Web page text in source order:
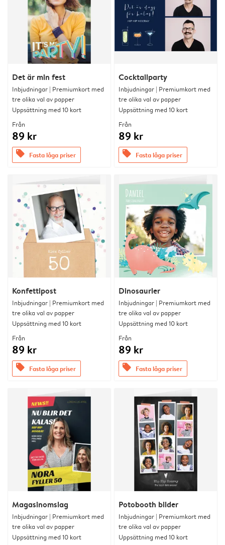
Det är min fest
Inbjudningar | Premiumkort med
tre olika val av papper
Uppsättning med 10 kort
Från
89 kr
offers Fasta låga priser
Cocktailparty
Inbjudningar | Premiumkort med
tre olika val av papper
Uppsättning med 10 kort
Från
89 kr
offers Fasta låga priser
Konfettipost
Inbjudningar | Premiumkort med
tre olika val av papper
Uppsättning med 10 kort
Från
89 kr
offers Fasta låga priser
Dinosaurier
Inbjudningar | Premiumkort med
tre olika val av papper
Uppsättning med 10 kort
Från
89 kr
offers Fasta låga priser
Magasinomslag
Inbjudningar | Premiumkort med
tre olika val av papper
Uppsättning med 10 kort
Potobooth bilder
Inbjudningar | Premiumkort med
tre olika val av papper
Uppsättning med 10 kort